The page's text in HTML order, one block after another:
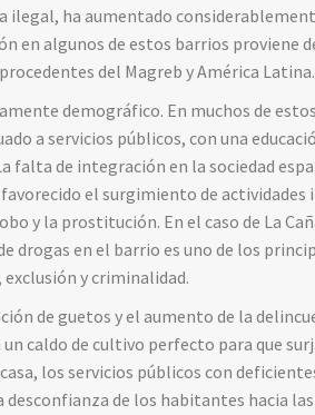
ilegal, ha aumentado
en algunos de estos barrios proviene
del Magreb y América Latina.
demográfico. En muchos de
a servicios públicos, con una
falta de integración en la sociedad
el surgimiento de
y la prostitución. En el caso de La
drogas en el barrio es uno de los
y criminalidad.
de guetos y el aumento de la
caldo de cultivo perfecto para que
los servicios públicos con
desconfianza de los habitantes hacia